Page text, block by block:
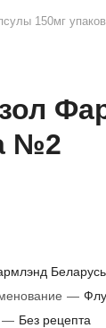
150мг
№2
Беларусь
—
— Без рецепта